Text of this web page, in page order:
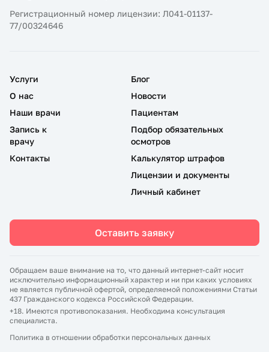
Регистрационный номер лицензии: Л041-01137-
77/00324646
Услуги
О нас
Наши врачи
Запись к
врачу
Контакты
Блог
Новости
Пациентам
Подбор обязательных
осмотров
Калькулятор штрафов
Лицензии и документы
Личный кабинет
Оставить заявку
Обращаем ваше внимание на то, что данный интернет-сайт носит
исключительно информационный характер и ни при каких условиях
не является публичной офертой, определяемой положениями Статьи
437 Гражданского кодекса Российской Федерации.
+18. Имеются противопоказания. Необходима консультация
специалиста.
Политика в отношении обработки персональных данных